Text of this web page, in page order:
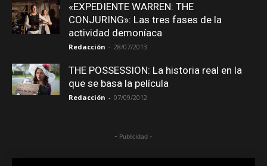
«EXPEDIENTE WARREN: THE
CONJURING»: Las tres fases de la
actividad demoníaca
Redacción - 28/07/2013
THE POSSESSION: La historia real en la
que se basa la película
Redacción - 07/09/2012
- Publicidad -